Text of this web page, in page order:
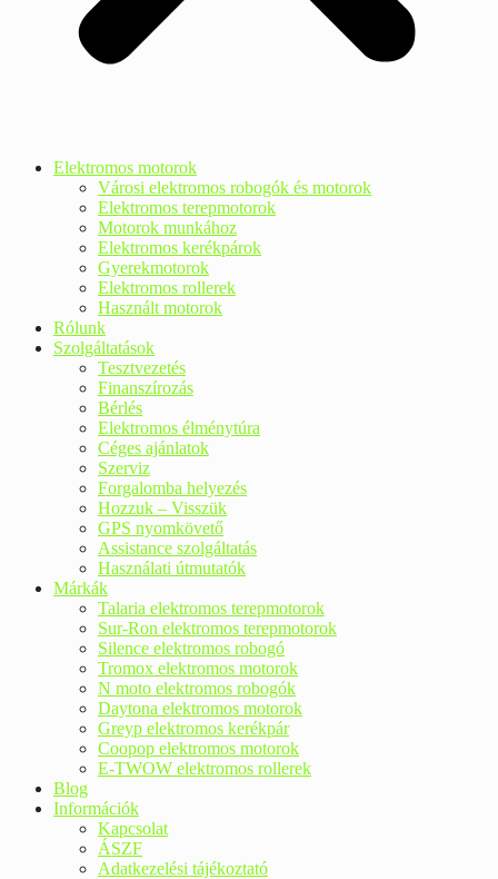
Elektromos motorok
Városi elektromos robogók és motorok
Elektromos terepmotorok
Motorok munkához
Elektromos kerékpárok
Gyerekmotorok
Elektromos rollerek
Használt motorok
Rólunk
Szolgáltatások
Tesztvezetés
Finanszírozás
Bérlés
Elektromos élménytúra
Céges ajánlatok
Szerviz
Forgalomba helyezés
Hozzuk – Visszük
GPS nyomkövető
Assistance szolgáltatás
Használati útmutatók
Márkák
Talaria elektromos terepmotorok
Sur-Ron elektromos terepmotorok
Silence elektromos robogó
Tromox elektromos motorok
N moto elektromos robogók
Daytona elektromos motorok
Greyp elektromos kerékpár
Coopop elektromos motorok
E-TWOW elektromos rollerek
Blog
Információk
Kapcsolat
ÁSZF
Adatkezelési tájékoztató